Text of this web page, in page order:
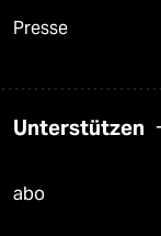
Presse
Unterstützen
abo